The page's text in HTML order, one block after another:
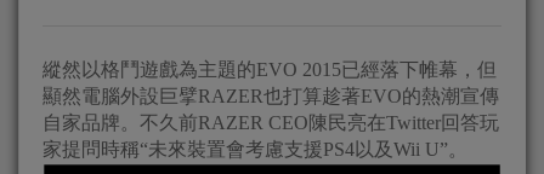
縱然以格鬥遊戲為主題的EVO 2015已經落下帷幕，但
顯然電腦外設巨擘RAZER也打算趁著EVO的熱潮宣傳
自家品牌。不久前RAZER CEO陳民亮在Twitter回答玩
家提問時稱“未來裝置會考慮支援PS4以及Wii U”。